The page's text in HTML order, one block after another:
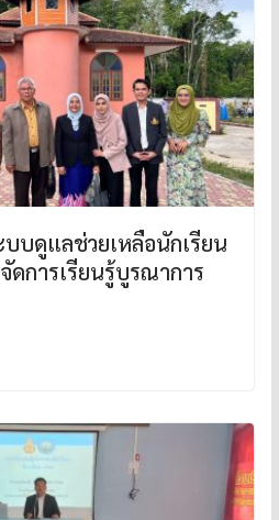
บบดูแลช่วยเหลือนักเรียน
การเรียนรู้บูรณาการ